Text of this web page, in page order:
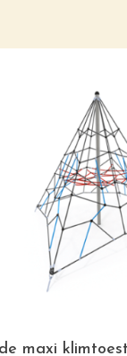
maxi